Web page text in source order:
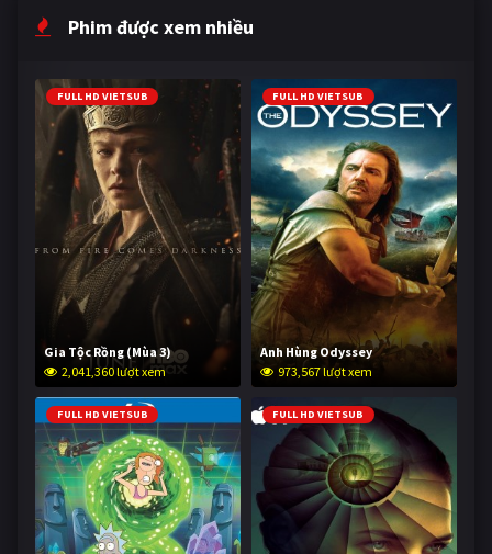
Phim được xem nhiều
FULL HD VIETSUB
Gia Tộc Rồng (Mùa 3)
2,041,360 lượt xem
FULL HD VIETSUB
Anh Hùng Odyssey
973,567 lượt xem
FULL HD VIETSUB FULL HD VIETSUB